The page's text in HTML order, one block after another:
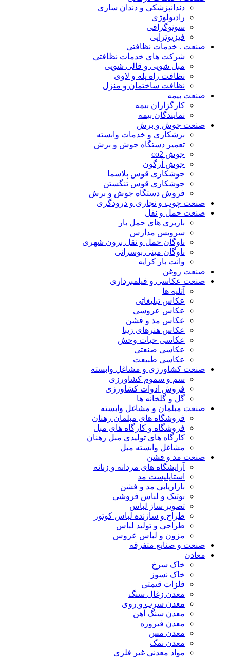
دندانپزشکی و دندان سازی
رادیولوژی
سونوگرافی
فیزیوتراپی
صنعت . خدمات نظافتی
شرکت های خدمات نظافتی
مبل شویی و قالی شویی
نظافت راه پله و لاوی
نظافت ساختمان و منزل
صنعت بیمه
کارگزاران بیمه
نمایندگان بیمه
صنعت جوش و برش
برشکاری و خدمات وابسته
تعمیر دستگاه جوش و برش
جوش co2
جوش آرگون
جوشکاری قوس پلاسما
جوشکاری قوس تنگستن
فروش دستگاه جوش و برش
صنعت چوب و نجاری و درودگری
صنعت حمل و نقل
باربری های حمل بار
سرویس مدارس
ناوگان حمل و نقل برون شهری
ناوگان مینی بوسرانی
وانت بار کرایه
صنعت روغن
صنعت عکاسی و فیلمبرداری
آتلیه ها
عکاس تبلیغاتی
عکاس عروسی
عکاس مد و فشن
عکاس هنرهای زیبا
عکاسی حیات وحش
عکاسی صنعتی
عکاسی طبیعت
صنعت کشاورزی و مشاغل وابسته
سم و سموم کشاورزی
فروش ادوات کشاورزی
گل و گلخانه ها
صنعت مبلمان و مشاغل وابسته
فروشگاه های مبلمان رهنان
فروشگاه و کارگاه های مبل
کارگاه های تولیدی مبل رهنان
مشاغل وابسته مبل
صنعت مد و فشن
آرایشگاه های مردانه و زنانه
استایلیست مد
بازاریابی مد و فشن
بوتیک و لباس فروشی
تصویر ساز لباس
طراح و سازنده لباس کوتور
طراحی و تولید لباس
مزون و لباس عروس
صنعت و صنایع متفرقه
معادن
خاک سرخ
خاک نسوز
فلزات قیمتی
معدن زغال سنگ
معدن سرب و روی
معدن سنگ آهن
معدن فیروزه
معدن مس
معدن نمک
مواد معدنی غیر فلزی